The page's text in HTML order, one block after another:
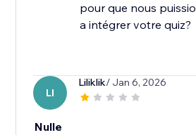
pour que nous
a intégrer votre quiz?
LI
Liliklik/ Jan 6, 2026
Nulle